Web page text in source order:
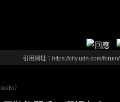
引用網址：https://city.udn.com/
）